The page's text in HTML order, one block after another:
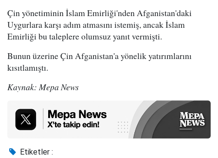
Çin yönetiminin İslam Emirliği'nden Afganistan'daki
Uygurlara karşı adım atmasını istemiş, ancak İslam
Emirliği bu taleplere olumsuz yanıt vermişti.
Bunun üzerine Çin Afganistan'a yönelik yatırımlarını
kısıtlamıştı.
Kaynak: Mepa News
Etiketler :